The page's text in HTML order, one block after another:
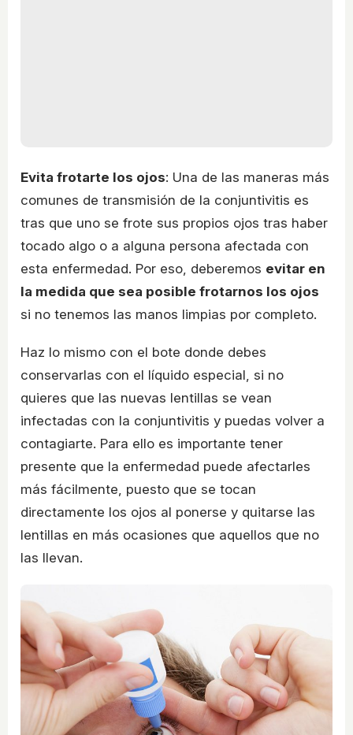
Evita frotarte los ojos: Una de las maneras más
comunes de transmisión de la conjuntivitis es
tras que uno se frote sus propios ojos tras haber
tocado algo o a alguna persona afectada con
esta enfermedad. Por eso, deberemos evitar en
la medida que sea posible frotarnos los ojos
si no tenemos las manos limpias por completo.
Haz lo mismo con el bote donde debes
conservarlas con el líquido especial, si no
quieres que las nuevas lentillas se vean
infectadas con la conjuntivitis y puedas volver a
contagiarte. Para ello es importante tener
presente que la enfermedad puede afectarles
más fácilmente, puesto que se tocan
directamente los ojos al ponerse y quitarse las
lentillas en más ocasiones que aquellos que no
las llevan.